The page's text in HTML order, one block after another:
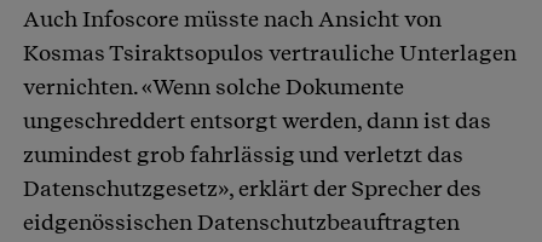
Auch Infoscore müsste nach Ansicht von
Kosmas Tsiraktsopulos vertrauliche Unterlagen
vernichten. «Wenn solche Dokumente
ungeschreddert entsorgt werden, dann ist das
zumindest grob fahrlässig und verletzt das
Datenschutzgesetz», erklärt der Sprecher des
eidgenössischen Datenschutzbeauftragten